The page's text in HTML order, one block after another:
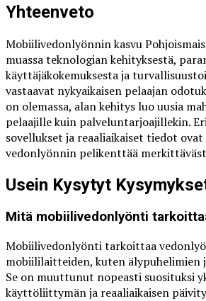
Yhteenveto
Mobiilivedonlyönnin kasvu
muassa teknologian kehityksestä,
käyttäjäkokemuksesta ja
vastaavat nykyaikaisen pelaajan
on olemassa, alan kehitys luo uusia
pelaajille kuin palveluntarjoajillekin.
sovellukset ja reaaliaikaiset tiedot
vedonlyönnin pelikenttää
Usein Kysytyt
Mitä mobiilivedonlyönti
Mobiilivedonlyönti tarkoittaa
mobiililaitteiden, kuten älypuhelimien
Se on muuttunut nopeasti suosituksi
käyttöliittymän ja reaaliaikaisen